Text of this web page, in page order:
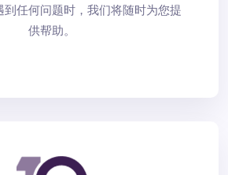
到任何问题时，我们将随时为您提
供帮助。